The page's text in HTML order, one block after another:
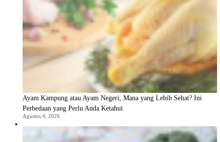
Ayam Kampung atau Ayam Negeri, Mana yang Lebih Sehat? Ini
Perbedaan yang Perlu Anda Ketahui
Agustus 4, 2026